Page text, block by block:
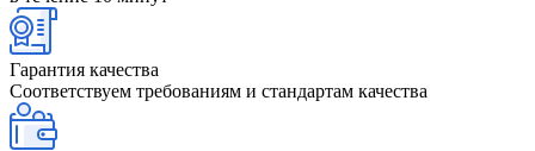
Гарантия качества
Соответствуем требованиям и стандартам качества